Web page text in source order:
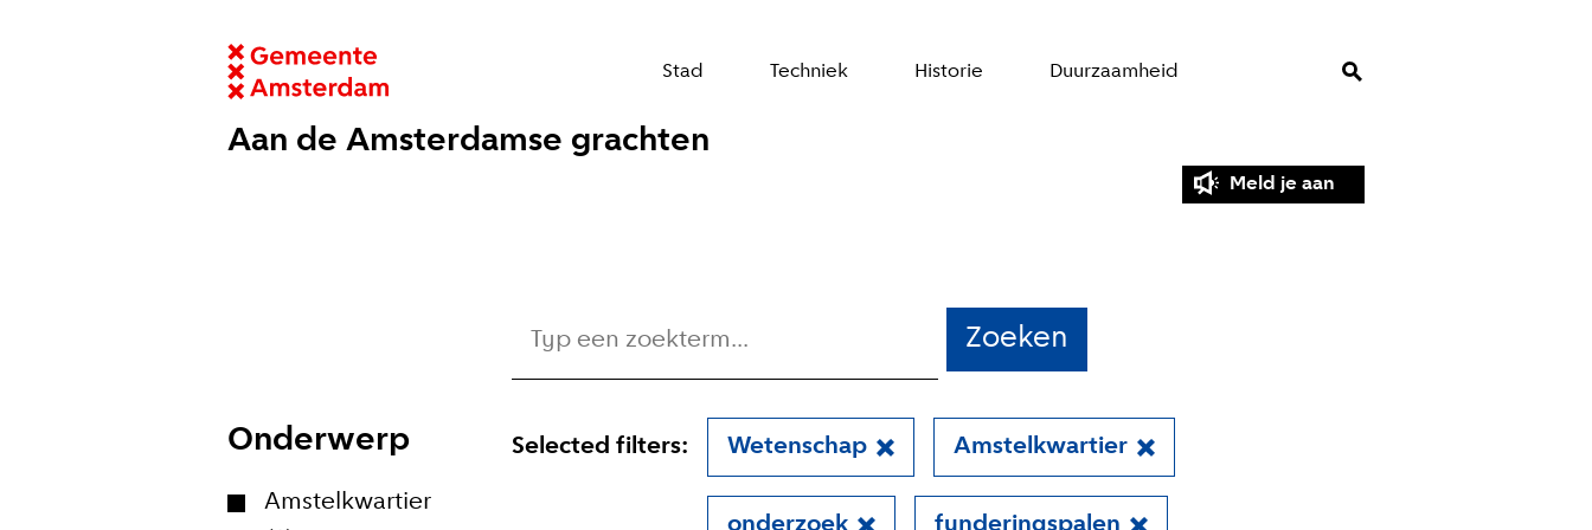
Aan de Amsterdamse grachten
Stad Techniek Historie Duurzaamheid
Meld je aan
Zoeken
Onderwerp
Amstelkwartier
Selected filters: Wetenschap Amstelkwartier
onderzoek funderingspalen